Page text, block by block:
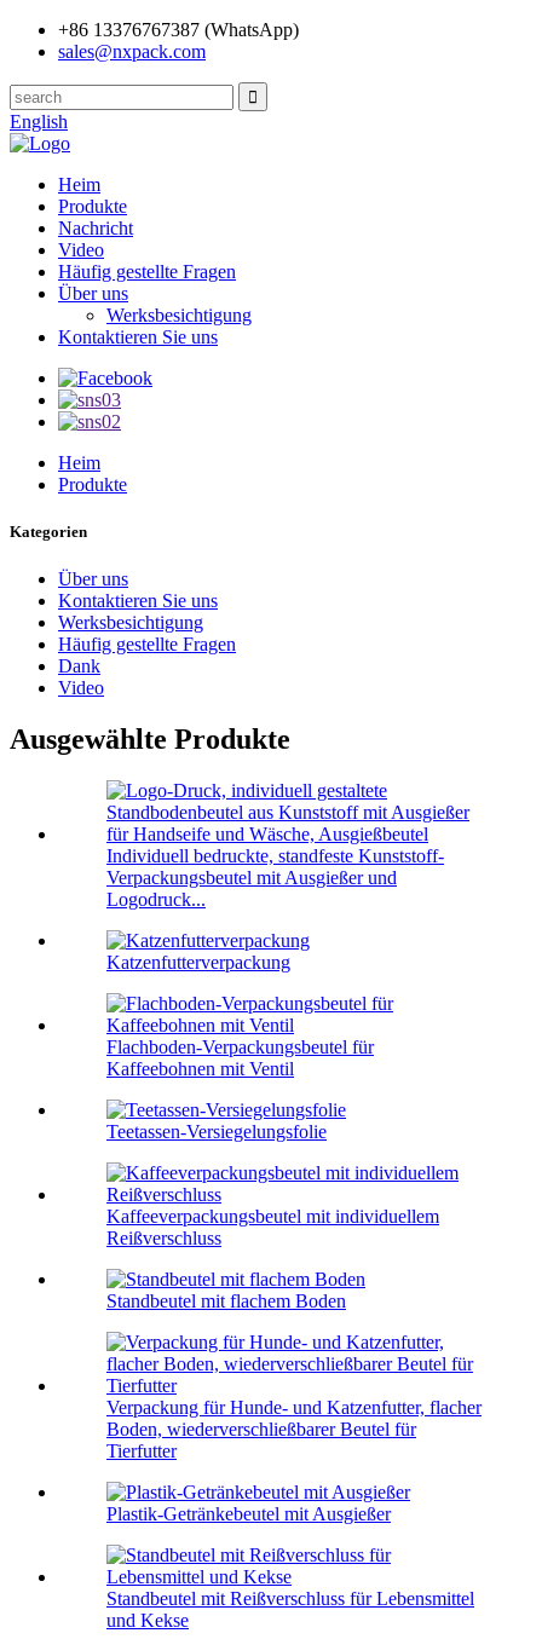
+86 13376767387 (WhatsApp)
sales@nxpack.com
English
Heim
Produkte
Nachricht
Video
Häufig gestellte Fragen
Über uns
Werksbesichtigung
Kontaktieren Sie uns
Heim
Produkte
Kategorien
Über uns
Kontaktieren Sie uns
Werksbesichtigung
Häufig gestellte Fragen
Dank
Video
Ausgewählte Produkte
Individuell bedruckte, standfeste Kunststoff-
Verpackungsbeutel mit Ausgießer und
Logodruck...
Katzenfutterverpackung
Flachboden-Verpackungsbeutel für
Kaffeebohnen mit Ventil
Teetassen-Versiegelungsfolie
Kaffeeverpackungsbeutel mit individuellem
Reißverschluss
Standbeutel mit flachem Boden
Verpackung für Hunde- und Katzenfutter, flacher
Boden, wiederverschließbarer Beutel für
Tierfutter
Plastik-Getränkebeutel mit Ausgießer
Standbeutel mit Reißverschluss für Lebensmittel
und Kekse